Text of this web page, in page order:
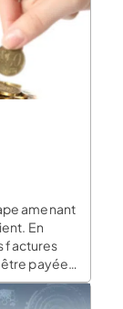
amenant
En
factures
payée
de
son